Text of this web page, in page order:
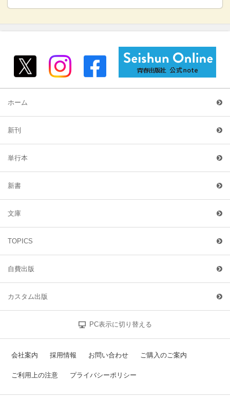
ホーム
新刊
単行本
新書
文庫
TOPICS
自費出版
カスタム出版
PC表示に切り替える
会社案内 採用情報 お問い合わせ ご購入のご案内
ご利用上の注意 プライバシーポリシー